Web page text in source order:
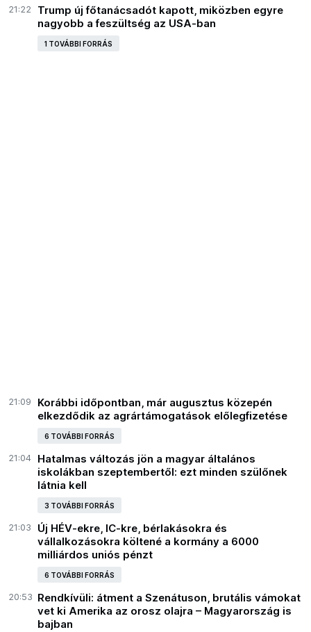
21:22
Trump új főtanácsadót kapott, miközben egyre
nagyobb a feszültség az USA-ban
1 TOVÁBBI FORRÁS
21:09
Korábbi időpontban, már augusztus közepén
elkezdődik az agrártámogatások előlegfizetése
6 TOVÁBBI FORRÁS
21:04
Hatalmas változás jön a magyar általános
iskolákban szeptembertől: ezt minden szülőnek
látnia kell
3 TOVÁBBI FORRÁS
21:03
Új HÉV-ekre, IC-kre, bérlakásokra és
vállalkozásokra költené a kormány a 6000
milliárdos uniós pénzt
6 TOVÁBBI FORRÁS
20:53 Rendkívüli: átment a Szenátuson, brutális vámokat
vet ki Amerika az orosz olajra – Magyarország is
bajban